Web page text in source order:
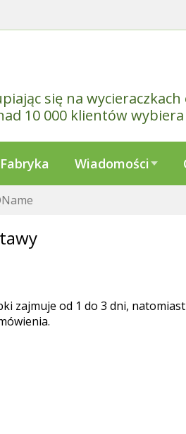
się na
10 000 klientów wybiera
Fabryka Wiadomości
zajmuje od 1 do 3 dni,